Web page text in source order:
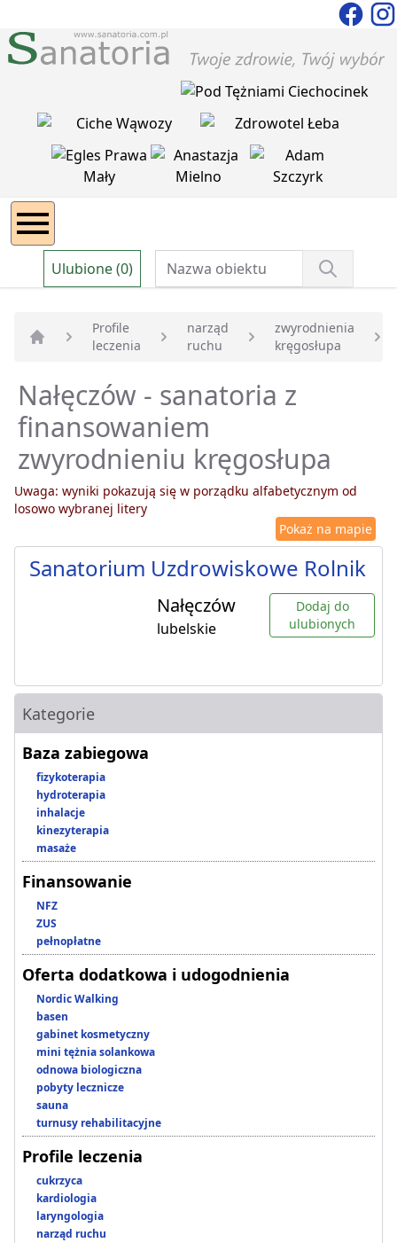
Ulubione (0)
Strona główna
Profile
leczenia
narząd
ruchu
zwyrodnienia
kręgosłupa
Nałęczów - sanatoria z
finansowaniem
zwyrodnieniu kręgosłupa
Uwaga: wyniki pokazują się w porządku alfabetycznym od
losowo wybranej litery
Pokaż na mapie
Sanatorium Uzdrowiskowe Rolnik
Nałęczów
lubelskie
Dodaj do
ulubionych
Kategorie
Baza zabiegowa
fizykoterapia
hydroterapia
inhalacje
kinezyterapia
masaże
Finansowanie
NFZ
ZUS
pełnopłatne
Oferta dodatkowa i udogodnienia
Nordic Walking
basen
gabinet kosmetyczny
mini tężnia solankowa
odnowa biologiczna
pobyty lecznicze
sauna
turnusy rehabilitacyjne
Profile leczenia
cukrzyca
kardiologia
laryngologia
narząd ruchu